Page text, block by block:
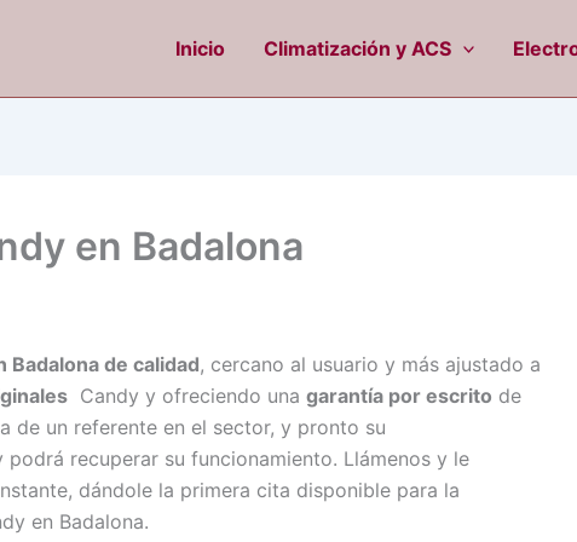
Inicio Climatización y ACS
en Badalona
Badalona de calidad, cercano al usuario y más ajustado a
Candy y ofreciendo una garantía por escrito de
de un referente en el sector, y pronto su
recuperar su funcionamiento. Llámenos y le
dándole la primera cita disponible para la
en Badalona.